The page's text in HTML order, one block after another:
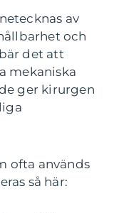
av
och
det att
mekaniska
ger kirurgen
ofta används
så här: